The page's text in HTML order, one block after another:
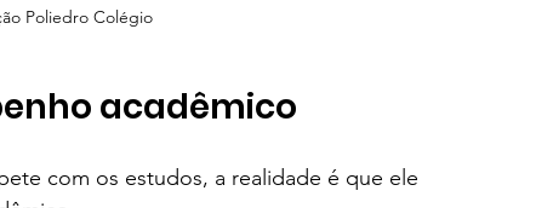
Poliedro Colégio
acadêmico
com os estudos, a realidade é que ele